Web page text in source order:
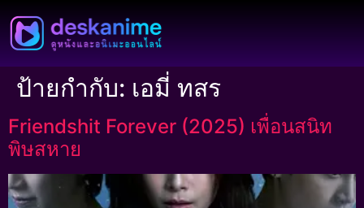
ป้ายกำกับ: เอมี่ ทสร
Friendshit Forever (2025) เพื่อนสนิท
พิษสหาย